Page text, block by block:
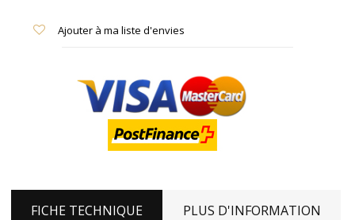
Ajouter à ma liste d'envies
FICHE TECHNIQUE PLUS D'INFORMATION